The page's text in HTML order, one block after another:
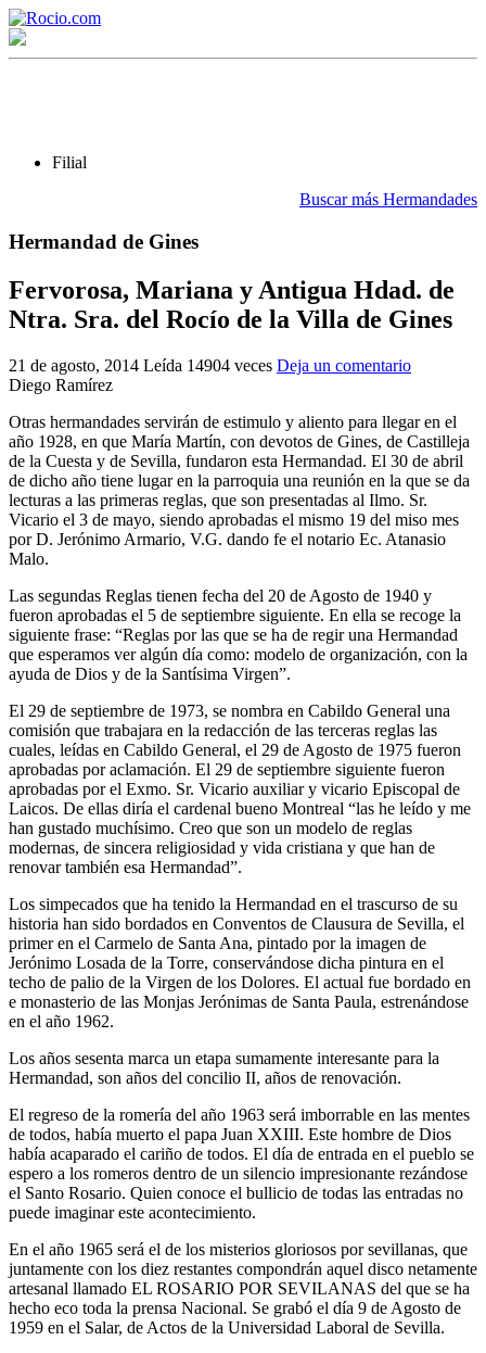
Filial
Buscar más Hermandades
Hermandad de Gines
Fervorosa, Mariana y Antigua Hdad. de
Ntra. Sra. del Rocío de la Villa de Gines
21 de agosto, 2014 Leída 14904 veces Deja un comentario
Diego Ramírez
Otras hermandades servirán de estimulo y aliento para llegar en el
año 1928, en que María Martín, con devotos de Gines, de Castilleja
de la Cuesta y de Sevilla, fundaron esta Hermandad. El 30 de abril
de dicho año tiene lugar en la parroquia una reunión en la que se da
lecturas a las primeras reglas, que son presentadas al Ilmo. Sr.
Vicario el 3 de mayo, siendo aprobadas el mismo 19 del miso mes
por D. Jerónimo Armario, V.G. dando fe el notario Ec. Atanasio
Malo.
Las segundas Reglas tienen fecha del 20 de Agosto de 1940 y
fueron aprobadas el 5 de septiembre siguiente. En ella se recoge la
siguiente frase: “Reglas por las que se ha de regir una Hermandad
que esperamos ver algún día como: modelo de organización, con la
ayuda de Dios y de la Santísima Virgen”.
El 29 de septiembre de 1973, se nombra en Cabildo General una
comisión que trabajara en la redacción de las terceras reglas las
cuales, leídas en Cabildo General, el 29 de Agosto de 1975 fueron
aprobadas por aclamación. El 29 de septiembre siguiente fueron
aprobadas por el Exmo. Sr. Vicario auxiliar y vicario Episcopal de
Laicos. De ellas diría el cardenal bueno Montreal “las he leído y me
han gustado muchísimo. Creo que son un modelo de reglas
modernas, de sincera religiosidad y vida cristiana y que han de
renovar también esa Hermandad”.
Los simpecados que ha tenido la Hermandad en el trascurso de su
historia han sido bordados en Conventos de Clausura de Sevilla, el
primer en el Carmelo de Santa Ana, pintado por la imagen de
Jerónimo Losada de la Torre, conservándose dicha pintura en el
techo de palio de la Virgen de los Dolores. El actual fue bordado en
e monasterio de las Monjas Jerónimas de Santa Paula, estrenándose
en el año 1962.
Los años sesenta marca un etapa sumamente interesante para la
Hermandad, son años del concilio II, años de renovación.
El regreso de la romería del año 1963 será imborrable en las mentes
de todos, había muerto el papa Juan XXIII. Este hombre de Dios
había acaparado el cariño de todos. El día de entrada en el pueblo se
espero a los romeros dentro de un silencio impresionante rezándose
el Santo Rosario. Quien conoce el bullicio de todas las entradas no
puede imaginar este acontecimiento.
En el año 1965 será el de los misterios gloriosos por sevillanas, que
juntamente con los diez restantes compondrán aquel disco netamente
artesanal llamado EL ROSARIO POR SEVILANAS del que se ha
hecho eco toda la prensa Nacional. Se grabó el día 9 de Agosto de
1959 en el Salar, de Actos de la Universidad Laboral de Sevilla.
¡Bienvenido! Soy el asistente virtual de rocio.com.
¿Cuándo es la romería del Rocío?
¿Cuántas hermandades participan en la romería?
¿Cuándo se construyó la primera ermita?
El traslado cada siete años
¿Cuales son los actos principales que se celebran en el
Quiero hacer el camino,¿que tengo que hacer?
En el Rocío, ¿dónde me alojo?